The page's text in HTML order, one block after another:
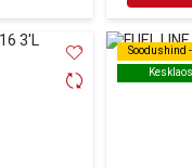
Soodushind
Kesklaos
Soodushind
Kesklaos